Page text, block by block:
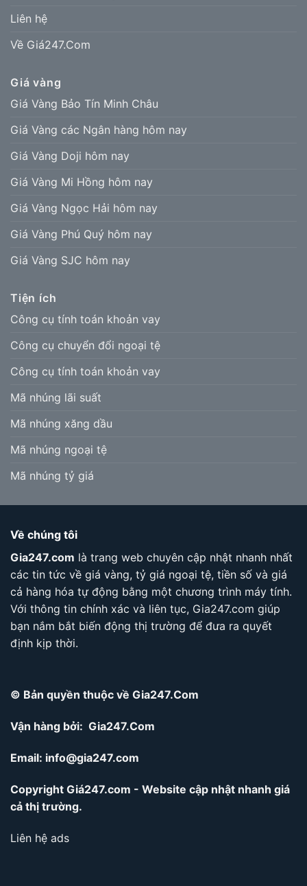
Liên hệ
Về Giá247.Com
Giá vàng
Giá Vàng Bảo Tín Minh Châu
Giá Vàng các Ngân hàng hôm nay
Giá Vàng Doji hôm nay
Giá Vàng Mi Hồng hôm nay
Giá Vàng Ngọc Hải hôm nay
Giá Vàng Phú Quý hôm nay
Giá Vàng SJC hôm nay
Tiện ích
Công cụ tính toán khoản vay
Công cụ chuyển đổi ngoại tệ
Công cụ tính toán khoản vay
Mã nhúng lãi suất
Mã nhúng xăng dầu
Mã nhúng ngoại tệ
Mã nhúng tỷ giá
Về chúng tôi
Gia247.com là trang web chuyên cập nhật nhanh nhất
các tin tức về giá vàng, tỷ giá ngoại tệ, tiền số và giá
cả hàng hóa tự động bằng một chương trình máy tính.
Với thông tin chính xác và liên tục, Gia247.com giúp
bạn nắm bắt biến động thị trường để đưa ra quyết
định kịp thời.
© Bản quyền thuộc về Gia247.Com
Vận hàng bởi: Gia247.Com
Email: info@gia247.com
Copyright Giá247.com - Website cập nhật nhanh giá
cả thị trường.
Liên hệ ads